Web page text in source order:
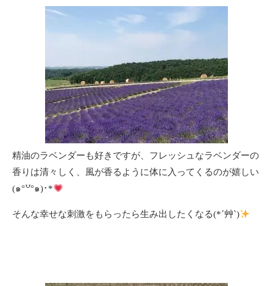
精油のラベンダーも好きですが、フレッシュなラベンダーの
香りは清々しく、風が香るように体に入ってくるのが嬉しい
(๑°꒵°๑)･*
そんな幸せな刺激をもらったら生み出したくなる(*´艸`)